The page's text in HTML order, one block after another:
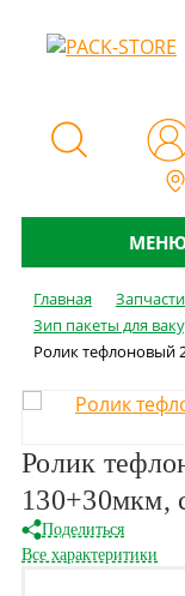
Главная
Зип пакеты для
Ролик тефлоновый
Ролик
130+30мкм,
Поделиться
Все характеритики